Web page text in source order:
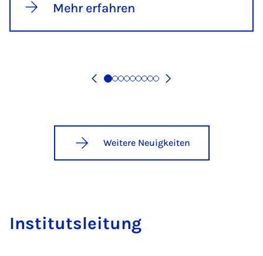
Mehr erfahren
Weitere Neuigkeiten
In­sti­tuts­lei­tung